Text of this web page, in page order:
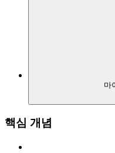
마
핵심 개념